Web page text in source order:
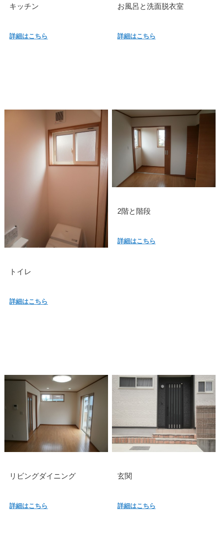
キッチン
詳細はこちら
お風呂と洗面脱衣室
詳細はこちら
トイレ
詳細はこちら
2階と階段
詳細はこちら
リビングダイニング
詳細はこちら
玄関
詳細はこちら